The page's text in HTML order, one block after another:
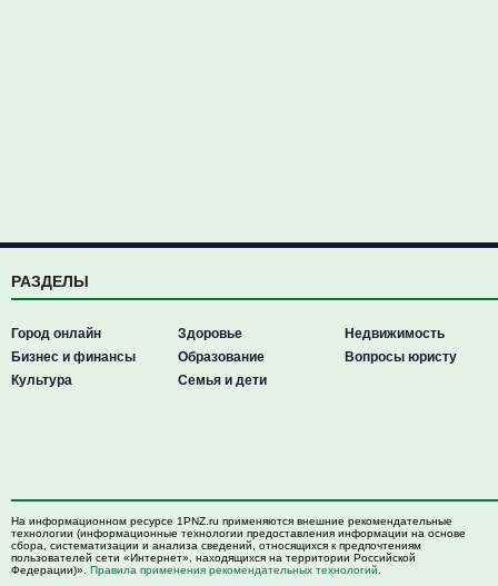
РАЗДЕЛЫ
Город онлайн
Бизнес и финансы
Культура
Здоровье
Образование
Семья и дети
Недвижимость
Вопросы юристу
На информационном ресурсе 1PNZ.ru применяются внешние рекомендательные
технологии (информационные технологии предоставления информации на основе
сбора, систематизации и анализа сведений, относящихся к предпочтениям
пользователей сети «Интернет», находящихся на территории Российской
Федерации)». Правила применения рекомендательных технологий